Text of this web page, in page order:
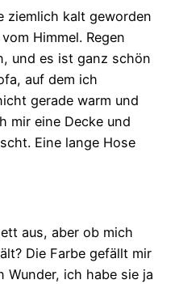
ziemlich kalt geworden
Himmel. Regen
und es ist ganz schön
auf dem ich
gerade warm und
mir eine Decke und
Eine lange Hose
aus, aber ob mich
Die Farbe gefällt mir
Wunder, ich habe sie ja